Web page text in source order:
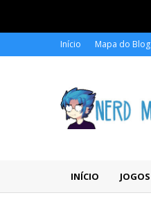
Início Mapa do Blog
INÍCIO JOGOS